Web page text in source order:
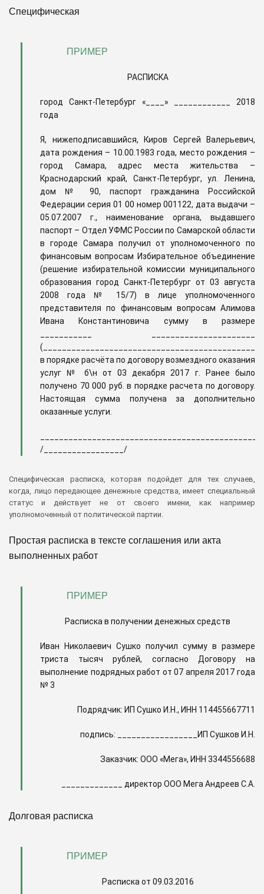
Специфическая
ПРИМЕР
РАСПИСКА
город Санкт-Петербург «____» ____________ 2018
года
Я, нижеподписавшийся, Киров Сергей Валерьевич,
дата рождения – 10.00.1983 года, место рождения –
город Самара, адрес места жительства –
Краснодарский край, Санкт-Петербург, ул. Ленина,
дом № 90, паспорт гражданина Российской
Федерации серия 01 00 номер 001122, дата выдачи –
05.07.2007 г., наименование органа, выдавшего
паспорт – Отдел УФМС России по Самарской области
в городе Самара получил от уполномоченного по
финансовым вопросам Избирательное объединение
(решение избирательной комиссии муниципального
образования город Санкт-Петербург от 03 августа
2008 года № 15/7) в лице уполномоченного
представителя по финансовым вопросам Алимова
Ивана Константиновича сумму в размере
(______________________________________________)
в порядке расчёта по договору возмездного оказания
услуг № б\н от 03 декабря 2017 г. Ранее было
получено 70 000 руб. в порядке расчета по договору.
Настоящая сумма получена за дополнительно
оказанные услуги.
/_________________/
Специфическая расписка, которая подойдет для тех случаев,
когда, лицо передающее денежные средства, имеет специальный
статус и действует не от своего имени, как например
уполномоченный от политической партии.
Простая расписка в тексте соглашения или акта
выполненных работ
ПРИМЕР
Расписка в получении денежных средств
Иван Николаевич Сушко получил сумму в размере
триста тысяч рублей, согласно Договору на
выполнение подрядных работ от 07 апреля 2017 года
№ 3
Подрядчик: ИП Сушко И.Н., ИНН 114455667711
подпись: _________________ИП Сушков И.Н.
Заказчик: ООО «Мега», ИНН 3344556688
_____________ директор ООО Мега Андреев С.А.
Долговая расписка
ПРИМЕР
Расписка от 09.03.2016